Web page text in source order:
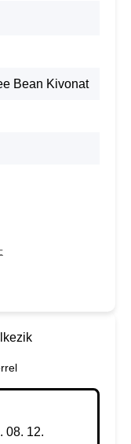
Bean Kivonat
08. 12.